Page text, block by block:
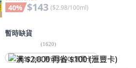
40% $143 ($2.98/100ml)
暫時缺貨
(1620)
满 $2,000 再省 $100 (滙豐卡)